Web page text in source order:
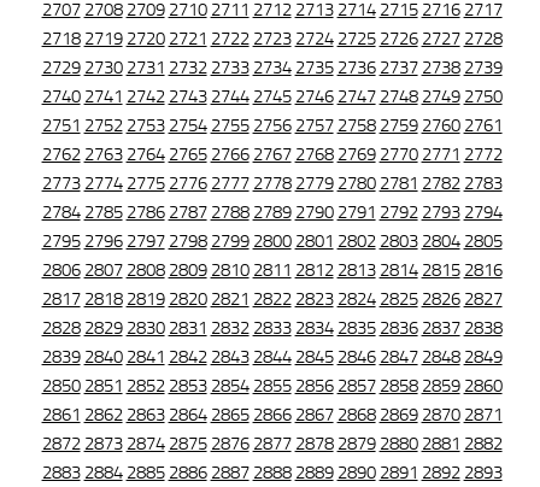
2707 2708 2709 2710 2711 2712 2713 2714 2715 2716 2717
2718 2719 2720 2721 2722 2723 2724 2725 2726 2727 2728
2729 2730 2731 2732 2733 2734 2735 2736 2737 2738 2739
2740 2741 2742 2743 2744 2745 2746 2747 2748 2749 2750
2751 2752 2753 2754 2755 2756 2757 2758 2759 2760 2761
2762 2763 2764 2765 2766 2767 2768 2769 2770 2771 2772
2773 2774 2775 2776 2777 2778 2779 2780 2781 2782 2783
2784 2785 2786 2787 2788 2789 2790 2791 2792 2793 2794
2795 2796 2797 2798 2799 2800 2801 2802 2803 2804 2805
2806 2807 2808 2809 2810 2811 2812 2813 2814 2815 2816
2817 2818 2819 2820 2821 2822 2823 2824 2825 2826 2827
2828 2829 2830 2831 2832 2833 2834 2835 2836 2837 2838
2839 2840 2841 2842 2843 2844 2845 2846 2847 2848 2849
2850 2851 2852 2853 2854 2855 2856 2857 2858 2859 2860
2861 2862 2863 2864 2865 2866 2867 2868 2869 2870 2871
2872 2873 2874 2875 2876 2877 2878 2879 2880 2881 2882
2883 2884 2885 2886 2887 2888 2889 2890 2891 2892 2893